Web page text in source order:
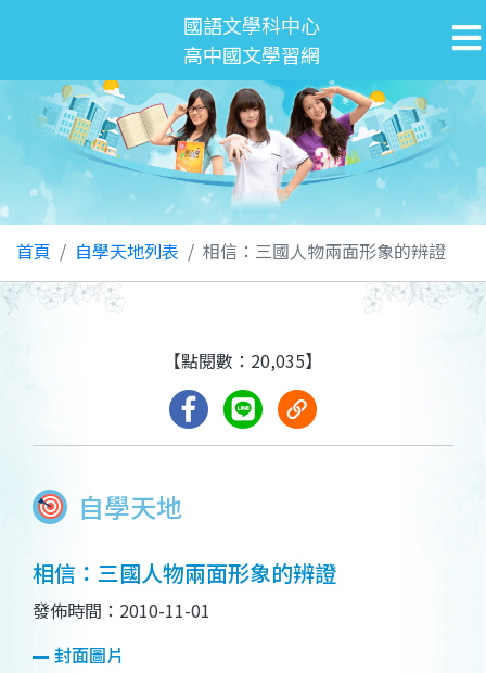
國語文學科中心
高中國文學習網
首頁 自學天地列表 相信：三國人物兩面形象的辨證
自學天地
【點閱數：20,035】
相信：三國人物兩面形象的辨證
發佈時間：2010-11-01
封面圖片